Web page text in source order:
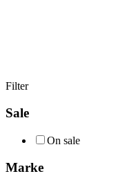
Filter
Sale
On sale
Marke